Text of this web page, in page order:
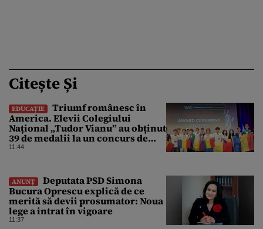
Citește Și
EDUCAȚIE
Triumf românesc în
America. Elevii Colegiului
Național „Tudor Vianu” au obținut
39 de medalii la un concurs de
științe
11:44
ANUNȚ
Deputata PSD Simona
Bucura Oprescu explică de ce
merită să devii prosumator: Noua
lege a intrat în vigoare
11:37